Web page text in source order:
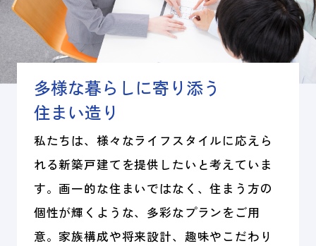
多様な暮らしに寄り添う
住まい造り
私たちは、様々なライフスタイルに応えら
れる新築戸建てを提供したいと考えていま
す。画一的な住まいではなく、住まう方の
個性が輝くような、多彩なプランをご用
意。家族構成や将来設計、趣味やこだわり